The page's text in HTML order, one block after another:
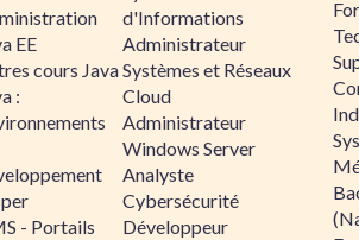
EE
cours Java
:
- Portails
d'Informations
Administrateur
Systèmes et Réseaux
Cloud
Administrateur
Windows Server
Analyste
Cybersécurité
Développeur